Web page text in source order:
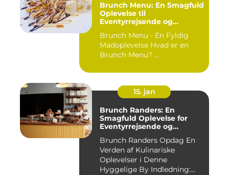
Brunch Menu: En Smagfuld
Oplevelse til
Eventyrrejsende og
Brunch Menu - En Fyldig
Madoplevelse Hvad er en
Brunch Menu? ...
15. jan
Brunch Randers: En
Smagfuld Oplevelse for
Eventyrrejsende og
Brunch Randers Opdag En
Verden af Kulinariske
Oplevelser i Denne
Hyggelige By Indledning: